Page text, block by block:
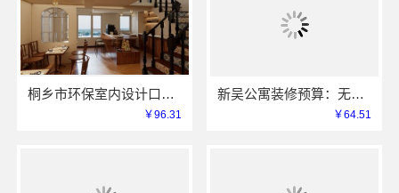
桐乡市环保室内设计口碑，嘉兴锦居装饰材料有限公司靠谱吗
￥96.31
新吴公寓装修预算：无锡亿莱居装饰工程材料有限公司定制专属方案
￥64.51